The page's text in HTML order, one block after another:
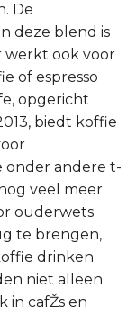
De
deze blend is
werkt ook voor
of espresso
opgericht
biedt koffie
onder andere t-
veel meer
ouderwets
te brengen,
drinken
niet alleen
in cafŽs en